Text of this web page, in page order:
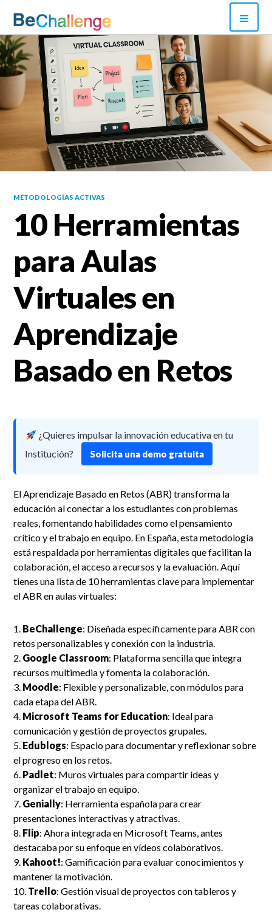
content
Bechallenge
METODOLOGÍAS ACTIVAS
10 Herramientas
para Aulas
Virtuales en
Aprendizaje
Basado en Retos
¿Quieres impulsar la innovación educativa en tu
Institución?
Solicita una demo gratuita
El Aprendizaje Basado en Retos (ABR) transforma la
educación al conectar a los estudiantes con problemas
reales, fomentando habilidades como el pensamiento
crítico y el trabajo en equipo. En España, esta metodología
está respaldada por herramientas digitales que facilitan la
colaboración, el acceso a recursos y la evaluación. Aquí
tienes una lista de 10 herramientas clave para implementar
el ABR en aulas virtuales:
BeChallenge: Diseñada específicamente para ABR con
retos personalizables y conexión con la industria.
Google Classroom: Plataforma sencilla que integra
recursos multimedia y fomenta la colaboración.
Moodle: Flexible y personalizable, con módulos para
cada etapa del ABR.
Microsoft Teams for Education: Ideal para
comunicación y gestión de proyectos grupales.
Edublogs: Espacio para documentar y reflexionar sobre
el progreso en los retos.
Padlet: Muros virtuales para compartir ideas y
organizar el trabajo en equipo.
Genially: Herramienta española para crear
presentaciones interactivas y atractivas.
Flip: Ahora integrada en Microsoft Teams, antes
destacaba por su enfoque en vídeos colaborativos.
Kahoot!: Gamificación para evaluar conocimientos y
mantener la motivación.
Trello: Gestión visual de proyectos con tableros y
tareas colaborativas.